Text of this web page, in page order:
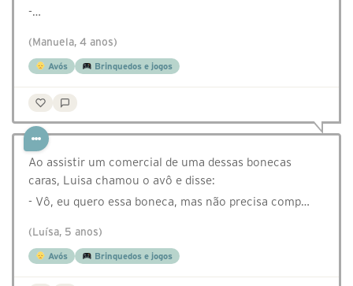
-…
(Manuela, 4 anos)
Avós Brinquedos e jogos
Ao assistir um comercial de uma dessas bonecas
caras, Luisa chamou o avô e disse:
- Vô, eu quero essa boneca, mas não precisa comp…
(Luísa, 5 anos)
Avós Brinquedos e jogos